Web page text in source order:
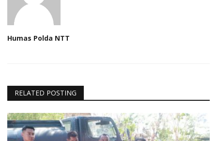
Humas Polda NTT
RELATED POSTING